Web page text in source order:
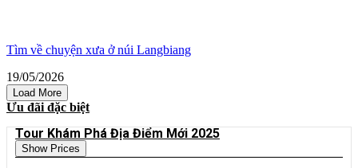
Tìm về chuyện xưa ở núi Langbiang
19/05/2026
Load More
Ưu đãi đặc biệt
Tour Khám Phá Địa Điểm Mới 2025
Show Prices